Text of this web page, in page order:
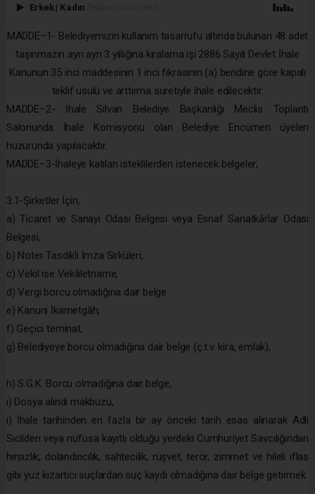
Erkek | Kadın
MADDE–1- Belediyemizin kullanım tasarrufu altında bulunan 48 adet
taşınmazın ayrı ayrı 3 yıllığına kiralama işi 2886 Sayılı Devlet İhale
Kanunun 35 inci maddesinin 1 inci fıkrasının (a) bendine göre kapalı
teklif usulü ve arttırma suretiyle ihale edilecektir.
MADDE–2- İhale Silvan Belediye Başkanlığı Meclis Toplantı
Salonunda İhale Komisyonu olan Belediye Encümen üyeleri
huzurunda yapılacaktır.
MADDE–3-İhaleye katılan isteklilerden istenecek belgeler;
3.1-Şirketler İçin;
a) Ticaret ve Sanayi Odası Belgesi veya Esnaf Sanatkârlar Odası
Belgesi,
b) Noter Tasdikli İmza Sirküleri,
c) Vekil ise Vekâletname,
d) Vergi borcu olmadığına dair belge
e) Kanuni İkametgâh,
f) Geçici teminat,
g) Belediyeye borcu olmadığına dair belge (ç.t.v. kira, emlak),
h) S.G.K. Borcu olmadığına dair belge,
ı) Dosya alındı makbuzu,
i) İhale tarihinden en fazla bir ay önceki tarih esas alınarak Adli
Sicilden veya nüfusa kayıtlı olduğu yerdeki Cumhuriyet Savcılığından
hırsızlık, dolandırıcılık, sahtecilik, rüşvet, terör, zimmet ve hileli iflas
gibi yüz kızartıcı suçlardan suç kaydı olmadığına dair belge getirmek